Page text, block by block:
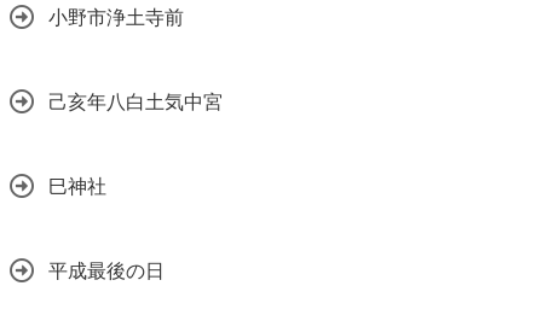
小野市浄土寺前
己亥年八白土気中宮
巳神社
平成最後の日